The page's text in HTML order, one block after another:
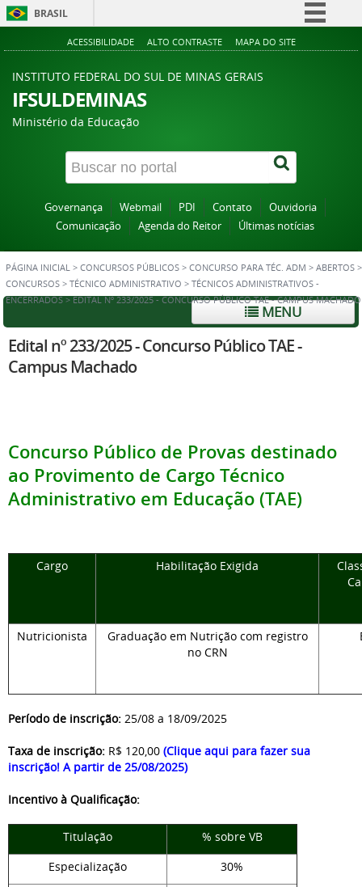
BRASIL
Simplifique!
ACESSIBILIDADE ALTO CONTRASTE MAPA DO SITE
INSTITUTO FEDERAL DO SUL DE MINAS GERAIS
IFSULDEMINAS
Ministério da Educação
Governança Webmail PDI Contato
Ouvidoria
Comunicação
Agenda do Reitor Últimas notícias
PÁGINA INICIAL > CONCURSOS PÚBLICOS > CONCURSO PARA TÉC. ADM > ABERTOS >
CONCURSOS > TÉCNICO ADMINISTRATIVO > TÉCNICOS ADMINISTRATIVOS -
ENCERRADOS > EDITAL Nº 233/2025 - CONCURSO PÚBLICO TAE - CAMPUS MACHADO
MENU
Edital nº 233/2025 - Concurso Público TAE -
Campus Machado
Concurso Público de Provas destinado
ao Provimento de Cargo Técnico
Administrativo em Educação (TAE)
Cargo Habilitação Exigida
Nutricionista
Graduação em Nutrição com registro
no CRN
Período de inscrição: 25/08 a 18/09/2025
Taxa de inscrição: R$ 120,00 (Clique aqui para fazer sua
inscrição! A partir de 25/08/2025)
Incentivo à Qualificação:
Titulação
% sobre VB
Especialização
30%